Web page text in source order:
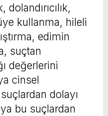
dolandırıcılık,
kullanma, hileli
edimin
suçtan
değerlerini
cinsel
dolayı
bu suçlardan